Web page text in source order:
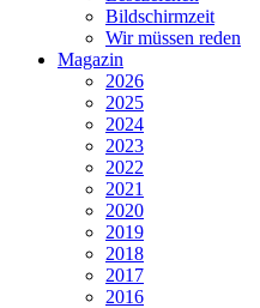
Bildschirmzeit
Wir müssen reden
Magazin
2026
2025
2024
2023
2022
2021
2020
2019
2018
2017
2016